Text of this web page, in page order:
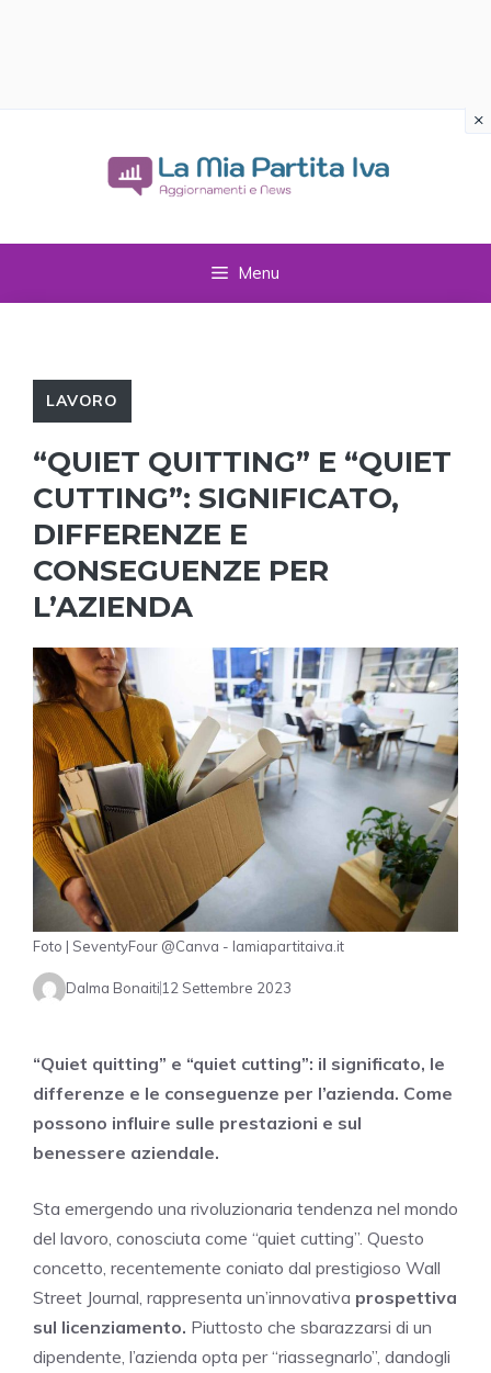
Menu
LAVORO
“QUIET QUITTING” E “QUIET
CUTTING”: SIGNIFICATO,
DIFFERENZE E
CONSEGUENZE PER
L’AZIENDA
Foto | SeventyFour @Canva - lamiapartitaiva.it
Dalma Bonaiti 12 Settembre 2023
“Quiet quitting” e “quiet cutting”: il significato, le
differenze e le conseguenze per l’azienda. Come
possono influire sulle prestazioni e sul
benessere aziendale.
Sta emergendo una rivoluzionaria tendenza nel mondo
del lavoro, conosciuta come “quiet cutting”. Questo
concetto, recentemente coniato dal prestigioso Wall
Street Journal, rappresenta un’innovativa prospettiva
sul licenziamento. Piuttosto che sbarazzarsi di un
dipendente, l’azienda opta per “riassegnarlo”, dandogli
×